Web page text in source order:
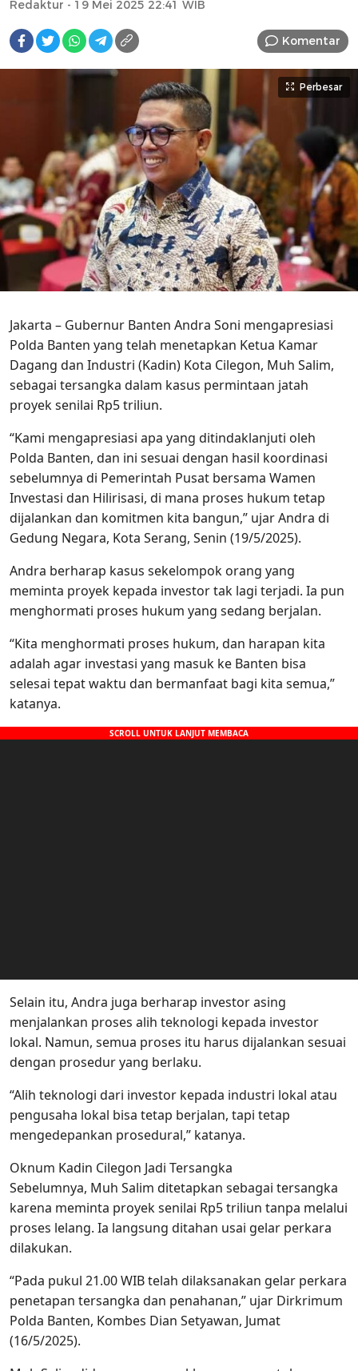
Redaktur - 19 Mei 2025 22:41 WIB
Komentar
Perbesar
Jakarta – Gubernur Banten Andra Soni mengapresiasi
Polda Banten yang telah menetapkan Ketua Kamar
Dagang dan Industri (Kadin) Kota Cilegon, Muh Salim,
sebagai tersangka dalam kasus permintaan jatah
proyek senilai Rp5 triliun.
“Kami mengapresiasi apa yang ditindaklanjuti oleh
Polda Banten, dan ini sesuai dengan hasil koordinasi
sebelumnya di Pemerintah Pusat bersama Wamen
Investasi dan Hilirisasi, di mana proses hukum tetap
dijalankan dan komitmen kita bangun,” ujar Andra di
Gedung Negara, Kota Serang, Senin (19/5/2025).
Andra berharap kasus sekelompok orang yang
meminta proyek kepada investor tak lagi terjadi. Ia pun
menghormati proses hukum yang sedang berjalan.
“Kita menghormati proses hukum, dan harapan kita
adalah agar investasi yang masuk ke Banten bisa
selesai tepat waktu dan bermanfaat bagi kita semua,”
katanya.
Selain itu, Andra juga berharap investor asing
menjalankan proses alih teknologi kepada investor
lokal. Namun, semua proses itu harus dijalankan sesuai
dengan prosedur yang berlaku.
“Alih teknologi dari investor kepada industri lokal atau
pengusaha lokal bisa tetap berjalan, tapi tetap
mengedepankan prosedural,” katanya.
Oknum Kadin Cilegon Jadi Tersangka
Sebelumnya, Muh Salim ditetapkan sebagai tersangka
karena meminta proyek senilai Rp5 triliun tanpa melalui
proses lelang. Ia langsung ditahan usai gelar perkara
dilakukan.
“Pada pukul 21.00 WIB telah dilaksanakan gelar perkara
penetapan tersangka dan penahanan,” ujar Dirkrimum
Polda Banten, Kombes Dian Setyawan, Jumat
(16/5/2025).